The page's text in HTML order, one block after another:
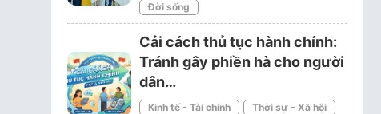
Đời sống
Cải cách thủ tục hành chính:
Tránh gây phiền hà cho người
dân…
Kinh tế - Tài chính
Thời sự - Xã hội